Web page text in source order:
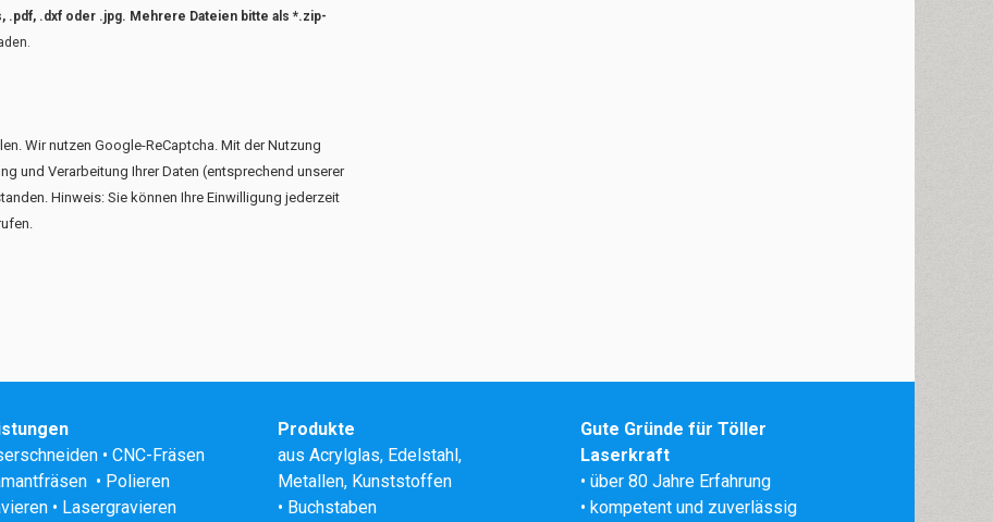
.pdf, .dxf oder .jpg. Mehrere Dateien bitte als *.zip-
Wir nutzen Google-ReCaptcha. Mit der Nutzung
und Verarbeitung Ihrer Daten (entsprechend unserer
Hinweis: Sie können Ihre Einwilligung jederzeit
• CNC-Fräsen
• Polieren
• Lasergravieren
Produkte
aus Acrylglas, Edelstahl ,
Metallen, Kunststoffen
• Buchstaben
Gute Gründe für Töller
Laserkraft
• über 80 Jahre Erfahrung
• kompetent und zuverlässig